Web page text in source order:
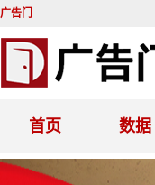
广告门
首页 数据